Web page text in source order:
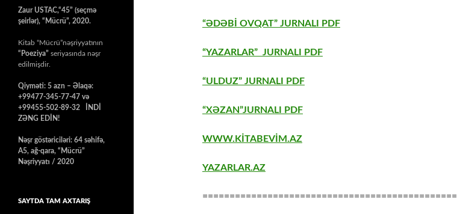
“ƏDƏBİ OVQAT” JURNALI PDF
“YAZARLAR” JURNALI PDF
“ULDUZ” JURNALI PDF
“XƏZAN”JURNALI PDF
WWW.KİTABEVİM.AZ
YAZARLAR.AZ
===============================================
Zaur USTAC,“45” (seçmə
şeirlər), “Mücrü”, 2020.
Kitab “Mücrü”nəşriyyatının
“Poeziya” seriyasında nəşr
edilmişdir.
Qiyməti: 5 azn – Əlaqə:
+99477-345-77-47 və
+99455-502-89-32 İNDİ
ZƏNG EDİN!
Nəşr göstəriciləri: 64 səhifə,
A5, ağ-qara, “Mücrü”
Nəşriyyatı / 2020
SAYTDA TAM AXTARIŞ